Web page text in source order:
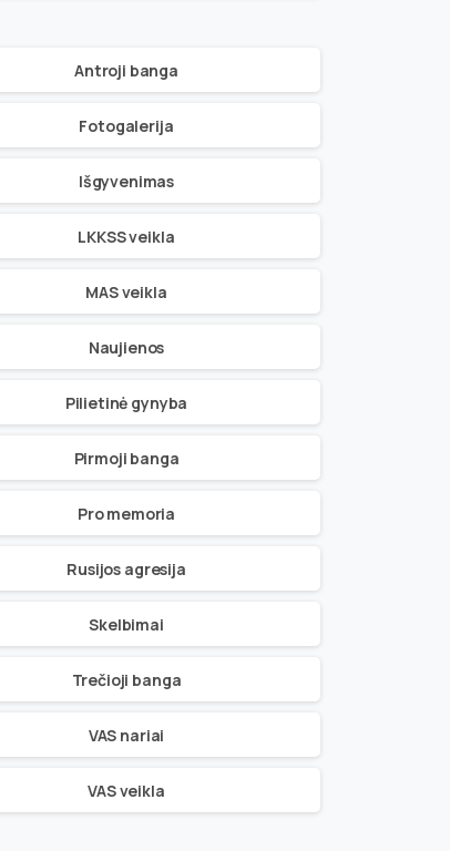
Antroji banga
Fotogalerija
Išgyvenimas
LKKSS veikla
MAS veikla
Naujienos
Pilietinė gynyba
Pirmoji banga
Pro memoria
Rusijos agresija
Skelbimai
Trečioji banga
VAS nariai
VAS veikla